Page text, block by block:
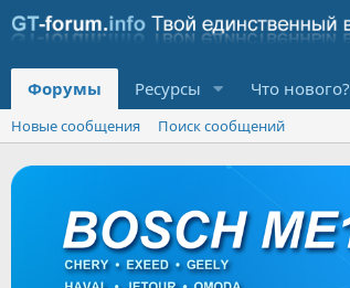
Форумы Ресурсы Что нового?
Новые сообщения Поиск сообщений